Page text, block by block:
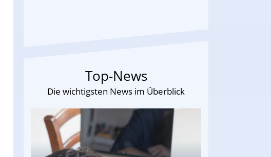
Top-News
Die wichtigsten News im Überblick